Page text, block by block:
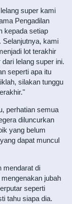
super kami
Pengadilan
kepada setiap
Selanjutnya, kami
lot terakhir
lelang super ini.
seperti apa itu
silakan tunggu
perhatian semua
diluncurkan
yang belum
dapat muncul
mendarat di
jubah
seperti
tahu siapa dia.